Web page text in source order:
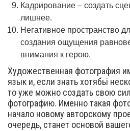
Кадрирование – создать
лишнее.
Негативное пространство
создания ощущения
внимания к герою.
Художественная фотография
язык и, если знать хотябьі
то уже можно создать свою
фотографию. Именно такая
начало новому авторскому
очередь, станет основой